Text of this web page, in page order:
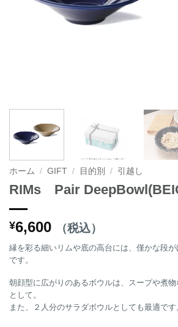
ホーム / GIFT / 目的別 / 引越し
RIMs Pair
¥6,600 （税込）
縁を彩る細いリムや底の高台には、僅かな段
です。
朝顔型に広がりのあるボウルは、スープや煮
として。
また、２人分のサラダボウルとしても最適です